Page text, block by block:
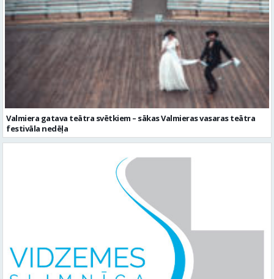
Valmiera gatava teātra svētkiem – sākas Valmieras vasaras teātra
festivāla nedēļa